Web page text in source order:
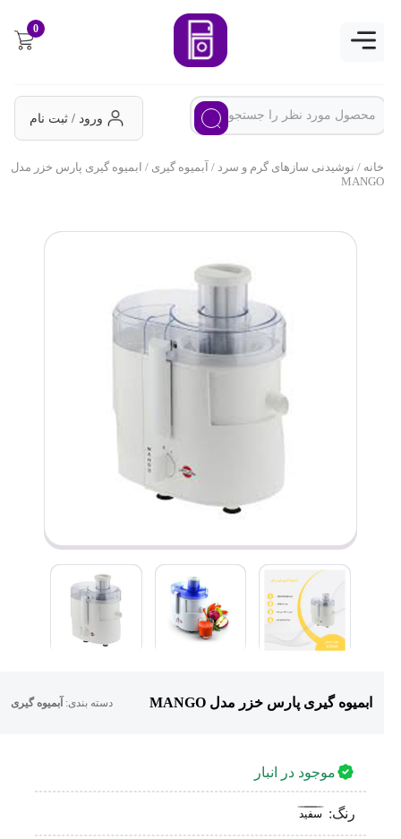
ورود / ثبت نام
خانه/نوشیدنی سازهای گرم و سرد/ آبمیوه گیری/ ابمیوه گیری پارس خزر مدل
MANGO
ابمیوه گیری پارس خزر مدل MANGO دسته بندی:آبمیوه گیری
موجود در انبار
رنگ: سفید